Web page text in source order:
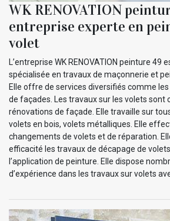
WK RENOVATION
entreprise experte en
volet
L’entreprise WK RENOVATION peinture 49
spécialisée en travaux de maçonnerie et
Elle offre de services diversifiés comme
de façades. Les travaux sur les volets sont
rénovations de façade. Elle travaille sur
volets en bois, volets métalliques. Elle
changements de volets et de réparation.
efficacité les travaux de décapage de
l’application de peinture. Elle dispose
d’expérience dans les travaux sur volets